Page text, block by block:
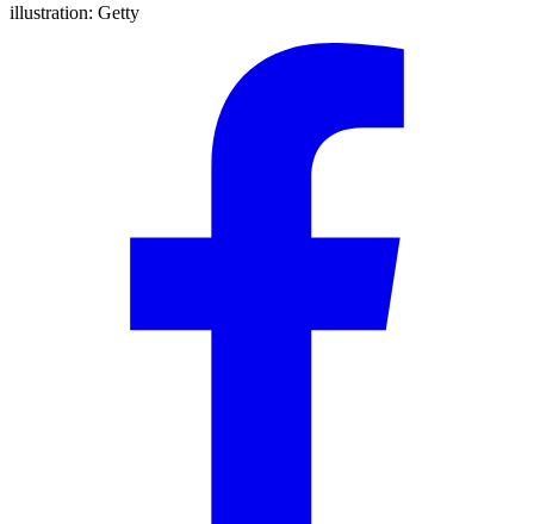
illustration: Getty